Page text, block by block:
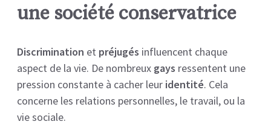
une société conservatrice
Discrimination et préjugés influencent chaque
aspect de la vie. De nombreux gays ressentent une
pression constante à cacher leur identité. Cela
concerne les relations personnelles, le travail, ou la
vie sociale.